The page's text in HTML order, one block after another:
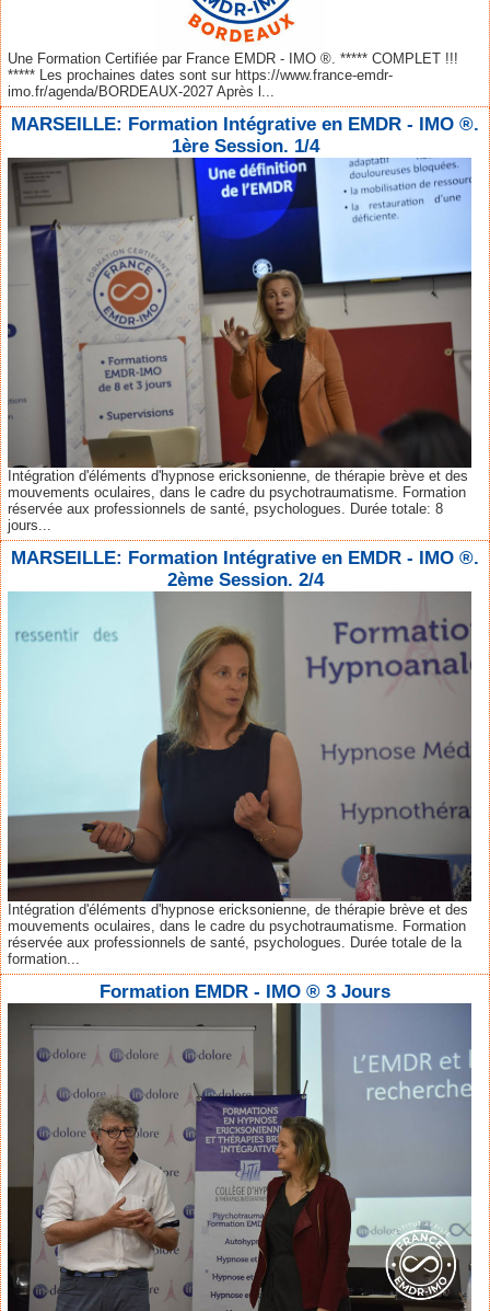
Une Formation Certifiée par France EMDR - IMO ®. ***** COMPLET !!!
***** Les prochaines dates sont sur https://www.france-emdr-
imo.fr/agenda/BORDEAUX-2027 Après l...
MARSEILLE: Formation Intégrative en EMDR - IMO ®.
1ère Session. 1/4
Intégration d'éléments d'hypnose ericksonienne, de thérapie brève et des
mouvements oculaires, dans le cadre du psychotraumatisme. Formation
réservée aux professionnels de santé, psychologues. Durée totale: 8
jours...
MARSEILLE: Formation Intégrative en EMDR - IMO ®.
2ème Session. 2/4
Intégration d'éléments d'hypnose ericksonienne, de thérapie brève et des
mouvements oculaires, dans le cadre du psychotraumatisme. Formation
réservée aux professionnels de santé, psychologues. Durée totale de la
formation...
Formation EMDR - IMO ® 3 Jours